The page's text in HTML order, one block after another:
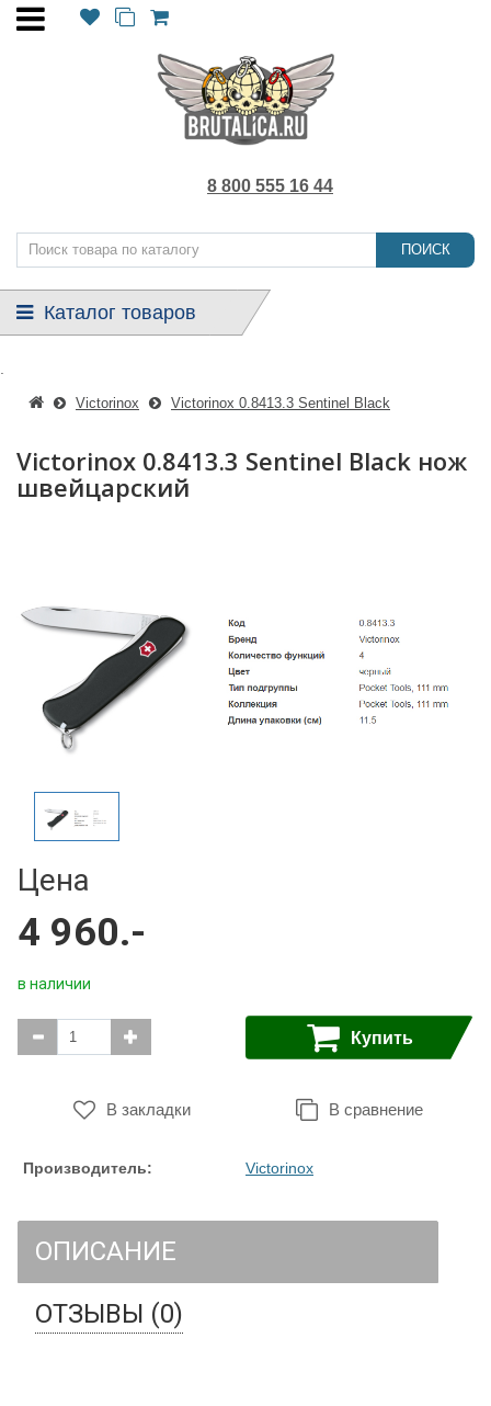
8 800 555 16 44
ПОИСК
Каталог товаров
Victorinox Victorinox 0.8413.3 Sentinel Black
Victorinox 0.8413.3 Sentinel Black нож
швейцарский
Цена
4 960.-
в наличии
Купить
В закладки В сравнение
Производитель: Victorinox
ОПИСАНИЕ
ОТЗЫВЫ (0)